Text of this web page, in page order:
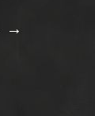
→